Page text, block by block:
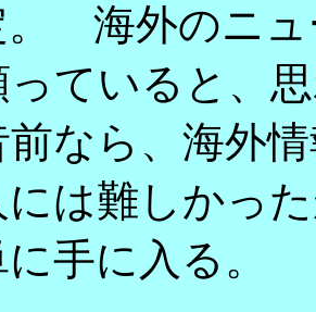
。 海外のニュ
っていると、
なら、海外
には難しかっ
手に入る。